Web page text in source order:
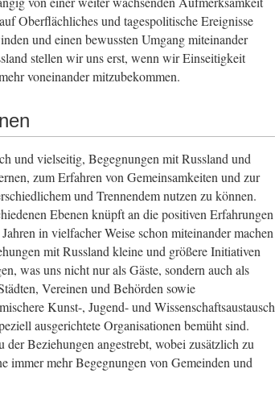
Oberflächliches und tagespolitische Ereignisse
und einen bewussten Umgang miteinander
stellen wir uns erst, wenn wir Einseitigkeit
voneinander mitzubekommen.
und vielseitig, Begegnungen mit Russland und
zum Erfahren von Gemeinsamkeiten und zur
und Trennendem nutzen zu können.
Ebenen knüpft an die positiven Erfahrungen
in vielfacher Weise schon miteinander machen
mit Russland kleine und größere Initiativen
was uns nicht nur als Gäste, sondern auch als
Vereinen und Behörden sowie
Kunst-, Jugend- und Wissenschaftsaustausch
ausgerichtete Organisationen bemüht sind.
Beziehungen angestrebt, wobei zusätzlich zu
immer mehr Begegnungen von Gemeinden und